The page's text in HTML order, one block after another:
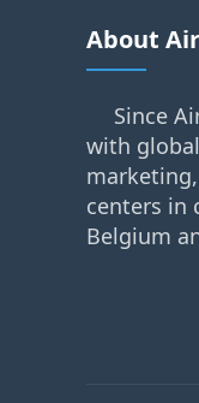
About
Since
with
centers in
Belgium